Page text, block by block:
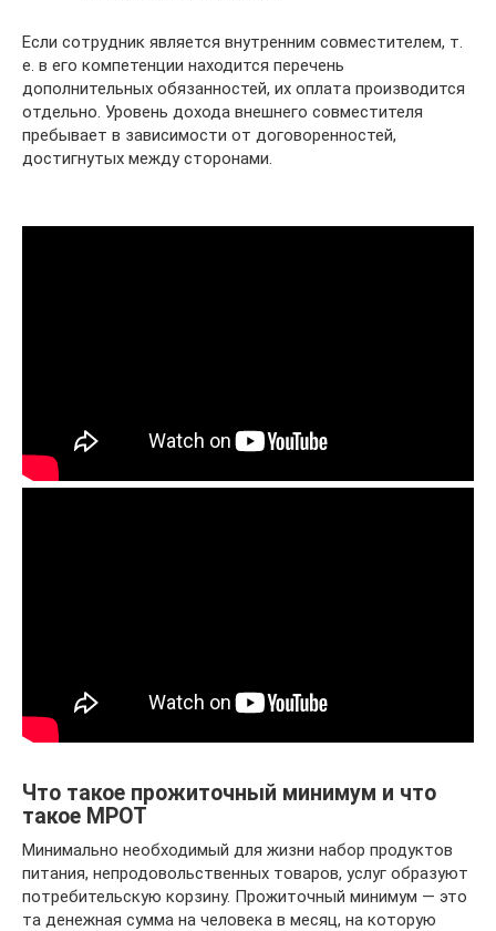
Если сотрудник является внутренним совместителем, т.
е. в его компетенции находится перечень
дополнительных обязанностей, их оплата производится
отдельно. Уровень дохода внешнего совместителя
пребывает в зависимости от договоренностей,
достигнутых между сторонами.
Что такое прожиточный минимум и что
такое МРОТ
Минимально необходимый для жизни набор продуктов
питания, непродовольственных товаров, услуг образуют
потребительскую корзину. Прожиточный минимум — это
та денежная сумма на человека в месяц, на которую